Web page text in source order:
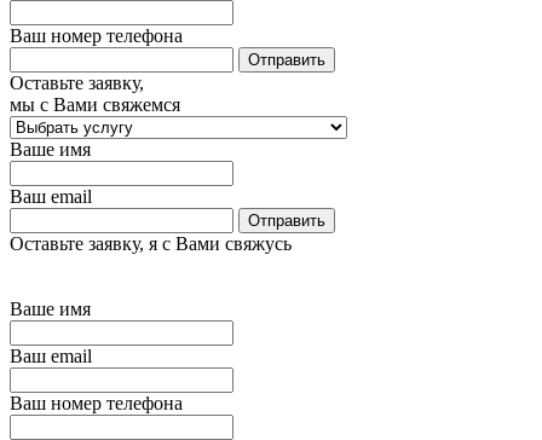
Ваш номер телефона
Оставьте заявку,
мы с Вами свяжемся
Ваше имя
Ваш email
Оставьте заявку, я с Вами свяжусь
Ваше имя
Ваш email
Ваш номер телефона